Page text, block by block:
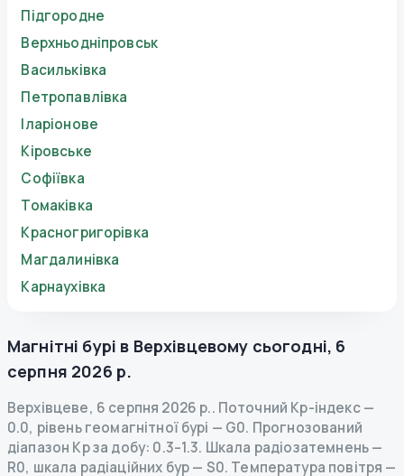
Підгородне
Верхньодніпровськ
Васильківка
Петропавлівка
Іларіонове
Кіровське
Софіївка
Томаківка
Красногригорівка
Магдалинівка
Карнаухівка
Магнітні бурі в Верхівцевому сьогодні, 6
серпня 2026 р.
Верхівцеве, 6 серпня 2026 р.. Поточний Kp-індекс—
0.0, рівень геомагнітної бурі — G0. Прогнозований
діапазон Kp за добу: 0.3–1.3. Шкала радіозатемнень—
R0, шкала радіаційних бур— S0. Температура повітря —